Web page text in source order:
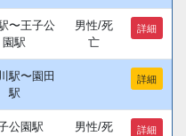
〜王子公
園駅
男性/死
亡
詳細
駅〜園田
駅
詳細
公園駅
男性/死
詳細